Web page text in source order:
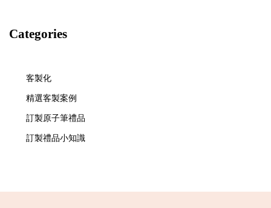
Categories
客製化
精選客製案例
訂製原子筆禮品
訂製禮品小知識